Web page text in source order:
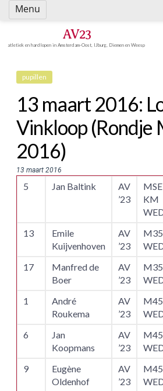
Spring
naar
AV23
atletiek en hardlopen in Amsterdam-Oost, IJburg, Diemen en Weesp
pupillen
13 maart 2016:
Vinkloop (Rondje
2016)
13 maart 2016
5 Jan Baltink
AV
’23
KM
13
Emile
Kuijvenhoven
AV
’23
17
Manfred de
Boer
AV
’23
1
André
Roukema
AV
’23
6
Jan
Koopmans
AV
’23
9
Eugène
Oldenhof
AV
’23
Menu